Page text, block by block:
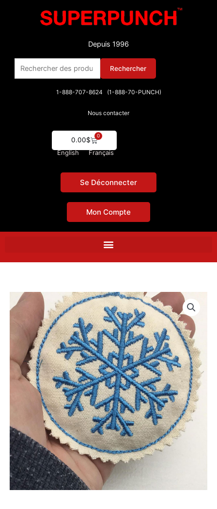
Depuis 1996
Rechercher : Rechercher
1-888-707-8624 (1-888-70-PUNCH)
Nous contacter
0.00$
0
Cart
English Français
Se Déconnecter
Mon Compte